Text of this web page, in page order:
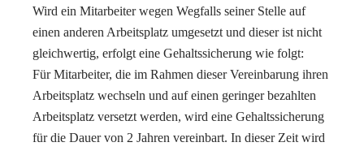
Wird ein Mitarbeiter wegen Wegfalls seiner Stelle auf
einen anderen Arbeitsplatz umgesetzt und dieser ist nicht
gleichwertig, erfolgt eine Gehaltssicherung wie folgt:
Für Mitarbeiter, die im Rahmen dieser Vereinbarung ihren
Arbeitsplatz wechseln und auf einen geringer bezahlten
Arbeitsplatz versetzt werden, wird eine Gehaltssicherung
für die Dauer von 2 Jahren vereinbart. In dieser Zeit wird